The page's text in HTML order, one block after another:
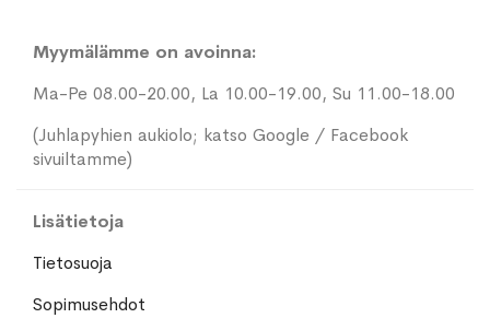
Myymälämme on avoinna:
Ma-Pe 08.00-20.00, La 10.00-19.00, Su 11.00-18.00
(Juhlapyhien aukiolo; katso Google / Facebook
sivuiltamme)
Lisätietoja
Tietosuoja
Sopimusehdot